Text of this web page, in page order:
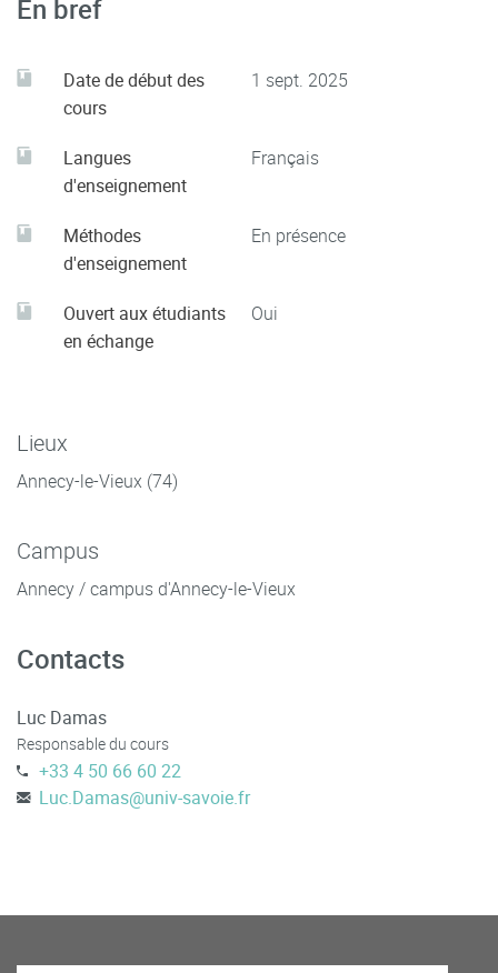
En bref
Date de début des
cours
1 sept. 2025
Langues
d'enseignement
Français
Méthodes
d'enseignement
En présence
Ouvert aux étudiants
en échange
Oui
Lieux
Annecy-le-Vieux (74)
Campus
Annecy / campus d'Annecy-le-Vieux
Contacts
Luc Damas
Responsable du cours
+33 4 50 66 60 22
Luc.Damas@univ-savoie.fr